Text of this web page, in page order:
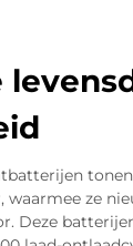
waarmee ze
Deze